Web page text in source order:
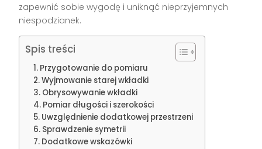
zapewnić sobie wygodę i uniknąć nieprzyjemnych
niespodzianek.
Spis treści
Przygotowanie do pomiaru
Wyjmowanie starej wkładki
Obrysowywanie wkładki
Pomiar długości i szerokości
Uwzględnienie dodatkowej przestrzeni
Sprawdzenie symetrii
Dodatkowe wskazówki